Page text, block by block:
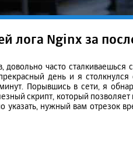
лога Nginx за
довольно часто
день и я столкнулся
Порывшись в сети, я
скрипт, который позволяет
указать, нужный вам отрезок